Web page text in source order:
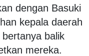
dengan Basuki
kepala daerah
balik
mereka.